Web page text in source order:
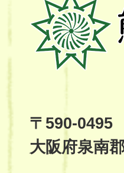
取
町
Kumatori
Site
〒590-0495
大阪府泉南